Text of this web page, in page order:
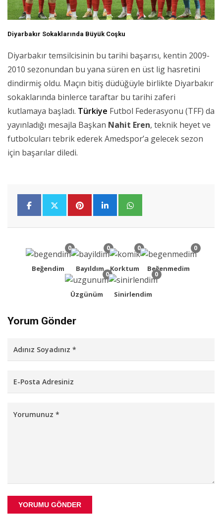
Diyarbakır Sokaklarında Büyük Coşku
Diyarbakır temsilcisinin bu tarihi başarısı, kentin 2009-
2010 sezonundan bu yana süren en üst lig hasretini
dindirmiş oldu. Maçın bitiş düdüğüyle birlikte Diyarbakır
sokaklarında binlerce taraftar bu tarihi zaferi
kutlamaya başladı. Türkiye Futbol Federasyonu (TFF) da
yayınladığı mesajla Başkan Nahit Eren, teknik heyet ve
futbolcuları tebrik ederek Amedspor’a gelecek sezon
için başarılar diledi.
0
Beğendim
0
Bayıldım
0
Korktum
0
Beğenmedim
0
Üzgünüm
0
Sinirlendim
Yorum Gönder
YORUMU GÖNDER